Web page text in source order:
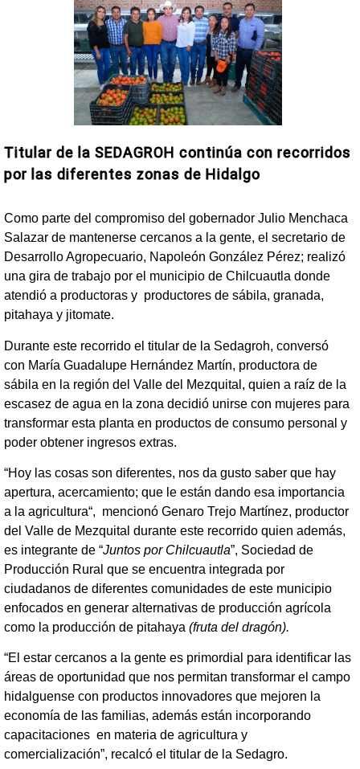
Titular de la SEDAGROH continúa con recorridos
por las diferentes zonas de Hidalgo
Como parte del compromiso del gobernador Julio Menchaca
Salazar de mantenerse cercanos a la gente, el secretario de
Desarrollo Agropecuario, Napoleón González Pérez; realizó
una gira de trabajo por el municipio de Chilcuautla donde
atendió a productoras y productores de sábila, granada,
pitahaya y jitomate.
Durante este recorrido el titular de la Sedagroh, conversó
con María Guadalupe Hernández Martín, productora de
sábila en la región del Valle del Mezquital, quien a raíz de la
escasez de agua en la zona decidió unirse con mujeres para
transformar esta planta en productos de consumo personal y
poder obtener ingresos extras.
“Hoy las cosas son diferentes, nos da gusto saber que hay
apertura, acercamiento; que le están dando esa importancia
a la agricultura“, mencionó Genaro Trejo Martínez, productor
del Valle de Mezquital durante este recorrido quien además,
es integrante de “Juntos por Chilcuautla”, Sociedad de
Producción Rural que se encuentra integrada por
ciudadanos de diferentes comunidades de este municipio
enfocados en generar alternativas de producción agrícola
como la producción de pitahaya (fruta del dragón).
“El estar cercanos a la gente es primordial para identificar las
áreas de oportunidad que nos permitan transformar el campo
hidalguense con productos innovadores que mejoren la
economía de las familias, además están incorporando
capacitaciones en materia de agricultura y
comercialización”, recalcó el titular de la Sedagro.